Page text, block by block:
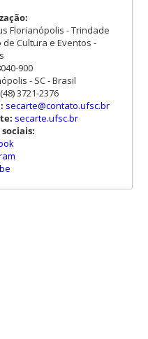
Florianópolis - Trindade
de Cultura e Eventos -
900
- SC - Brasil
(48) 3721-2376
secarte@contato.ufsc.br
secarte.ufsc.br
sociais: